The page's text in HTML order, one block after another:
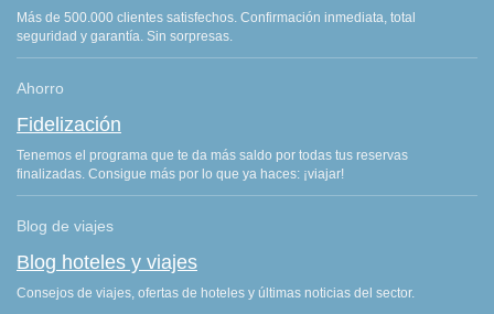
Más de 500.000 clientes satisfechos. Confirmación inmediata, total
seguridad y garantía. Sin sorpresas.
Ahorro
Fidelización
Tenemos el programa que te da más saldo por todas tus reservas
finalizadas. Consigue más por lo que ya haces: ¡viajar!
Blog de viajes
Blog hoteles y viajes
Consejos de viajes, ofertas de hoteles y últimas noticias del sector.